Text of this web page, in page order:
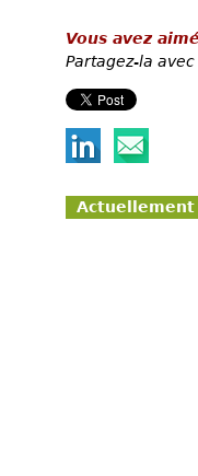
Vous avez
Partagez-la